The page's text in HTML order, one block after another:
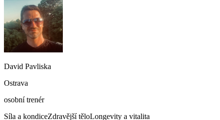
David Pavliska
Ostrava
osobní trenér
Síla a kondiceZdravější těloLongevity a vitalita